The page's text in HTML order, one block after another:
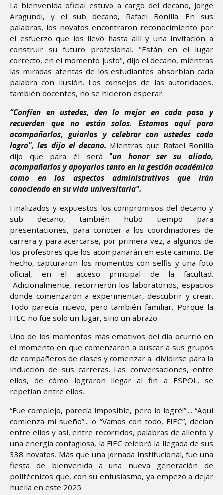
La bienvenida oficial estuvo a cargo del decano, Jorge
Aragundi, y el sub decano, Rafael Bonilla. En sus
palabras, los novatos encontraron reconocimiento por
el esfuerzo que los llevó hasta allí y una invitación a
construir su futuro profesional. "Están en el lugar
correcto, en el momento justo", dijo el decano, mientras
las miradas atentas de los estudiantes absorbían cada
palabra con ilusión. Los consejos de las autoridades,
también docentes, no se hicieron esperar.
“Confíen en ustedes, den lo mejor en cada paso y
recuerden que no están solos. Estamos aquí para
acompañarlos, guiarlos y celebrar con ustedes cada
logro", les dijo el decano. Mientras que Rafael Bonilla
dijo que para él será "un honor ser su aliado,
acompañarlos y apoyarlos tanto en la gestión académica
como en los aspectos administrativos que irán
conociendo en su vida universitaria".
Finalizados y expuestos los compromisos del decano y
sub decano, también hubo tiempo para
presentaciones, para conocer a los coordinadores de
carrera y para acercarse, por primera vez, a algunos de
los profesores que los acompañarán en este camino. De
hecho, capturaron los momentos con selfis y una foto
oficial, en el acceso principal de la facultad.
Adicionalmente, recorrieron los laboratorios, espacios
donde comenzaron a experimentar, descubrir y crear.
Todo parecía nuevo, pero también familiar. Porque la
FIEC no fue solo un lugar, sino un abrazo.
Uno de los momentos más emotivos del día ocurrió en
el momento en que comenzaron a buscar a sus grupos
de compañeros de clases y comenzar a dividirse para la
inducción de sus carreras. Las conversaciones, entre
ellos, de cómo lograron llegar al fin a ESPOL, se
repetían entre ellos.
“Fue complejo, parecía imposible, pero lo logré!”.... “Aquí
comienza mi sueño”... o “Vamos con todo, FIEC”, decían
entre ellos y así, entre recorridos, palabras de aliento y
una energía contagiosa, la FIEC celebró la llegada de sus
338 novatos. Más que una jornada institucional, fue una
fiesta de bienvenida a una nueva generación de
politécnicos que, con su entusiasmo, ya empezó a dejar
huella en este 2025.